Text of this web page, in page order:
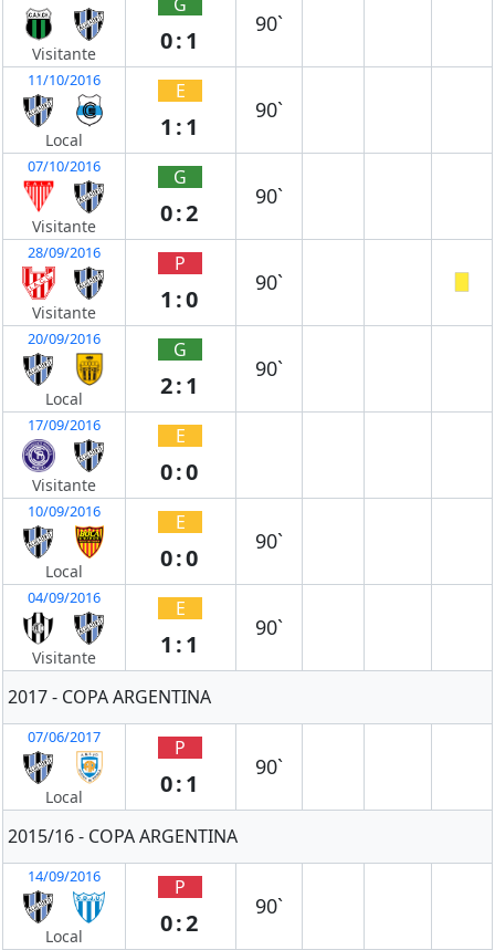
Visitante 0:1
90`
11/10/2016
Local
E
1:1
90`
07/10/2016
Visitante
G
0:2
90`
28/09/2016
Visitante
P
1:0
90`
20/09/2016
Local
G
2:1
90`
17/09/2016
Visitante
E
0:0
10/09/2016
Local
E
0:0
90`
04/09/2016
Visitante
E
1:1
90`
2017 - COPA ARGENTINA
07/06/2017
Local
P
0:1
90`
2015/16 - COPA ARGENTINA
14/09/2016
Local
P
0:2
90`